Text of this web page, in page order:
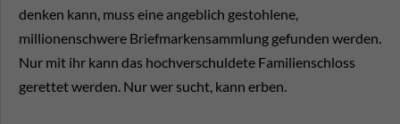
denken kann, muss eine angeblich gestohlene,
millionenschwere Briefmarkensammlung gefunden werden.
Nur mit ihr kann das hochverschuldete Familienschloss
gerettet werden. Nur wer sucht, kann erben.